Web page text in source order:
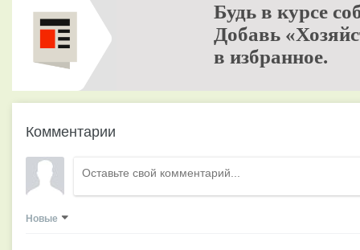
Будь в курсе
Добавь
в избранное.
Комментарии
Новые